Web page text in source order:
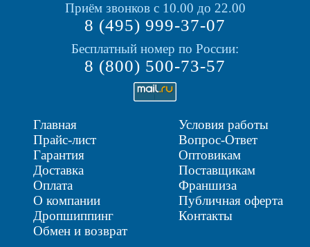
Приём звонков с 10.00 до 22.00
8 (495) 999-37-07
Бесплатный номер по России:
8 (800) 500-73-57
Главная
Прайс-лист
Гарантия
Доставка
Оплата
О компании
Дропшиппинг
Обмен и возврат
Условия работы
Вопрос-Ответ
Оптовикам
Поставщикам
Франшиза
Публичная оферта
Контакты